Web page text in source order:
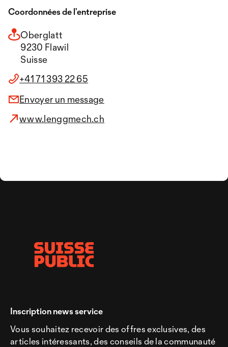
Coordonnées de l’entreprise
Oberglatt
9230 Flawil
Suisse
+41 71 393 22 65
Envoyer un message
www.lenggmech.ch
Inscription news service
Vous souhaitez recevoir des offres exclusives, des
articles intéressants, des conseils de la communauté